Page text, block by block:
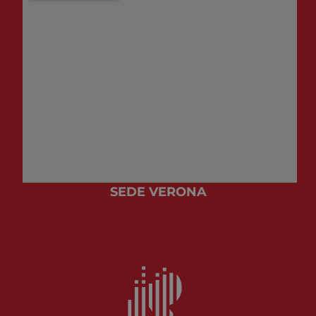
SEDE VERONA